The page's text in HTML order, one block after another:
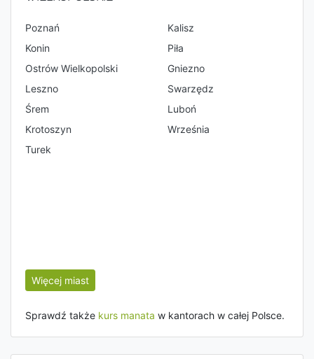
Poznań
Kalisz
Konin
Piła
Ostrów Wielkopolski
Gniezno
Leszno
Swarzędz
Śrem
Luboń
Krotoszyn
Września
Turek
Więcej miast
Sprawdź także kurs manata w kantorach w całej Polsce.